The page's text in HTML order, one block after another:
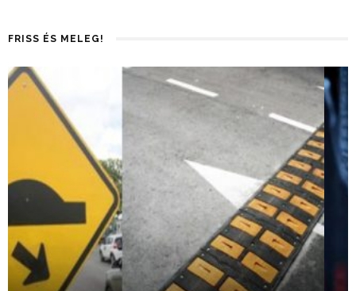
FRISS ÉS MELEG!